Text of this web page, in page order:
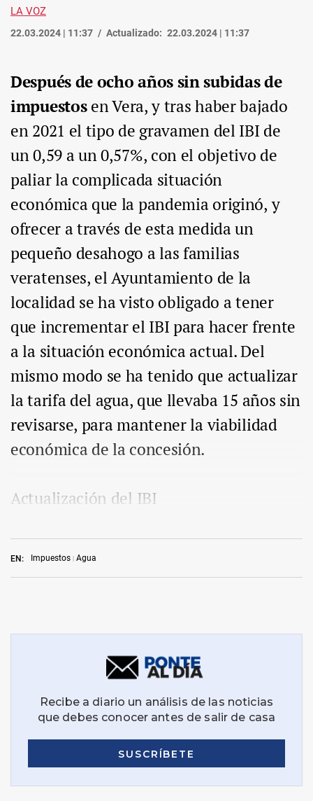
LA VOZ
22.03.2024 | 11:37 Actualizado: 22.03.2024 | 11:37
EN: Impuestos Agua
Después de ocho años sin subidas de
impuestosen Vera, y tras haber bajado
en 2021 el tipo de gravamen del IBI de
un 0,59 a un 0,57%, con el objetivo de
paliar la complicada situación
económica que la pandemia originó, y
ofrecer a través de esta medida un
pequeño desahogo a las familias
veratenses, el Ayuntamiento de la
localidad se ha visto obligado a tener
que incrementar el IBI para hacer frente
a la situación económica actual. Del
mismo modo se ha tenido que actualizar
la tarifa del agua, que llevaba 15 años sin
revisarse, para mantener la viabilidad
económica de la concesión.
Actualización del IBI